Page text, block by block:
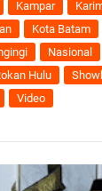
Kampar
Kota Batam
Nasional
Hulu
Video